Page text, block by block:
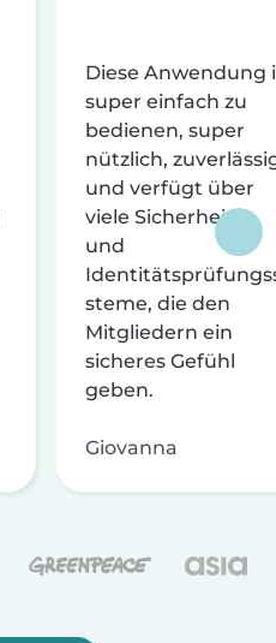
Diese Anwendung
super einfach zu
bedienen, super
nützlich,
und verfügt über
viele Sicherheits-
und
steme, die den
Mitgliedern ein
sicheres Gefühl
geben.
Giovanna